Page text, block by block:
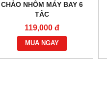
CHẢO NHÔM MÁY BAY 6
TẤC
119,000 đ
MUA NGAY